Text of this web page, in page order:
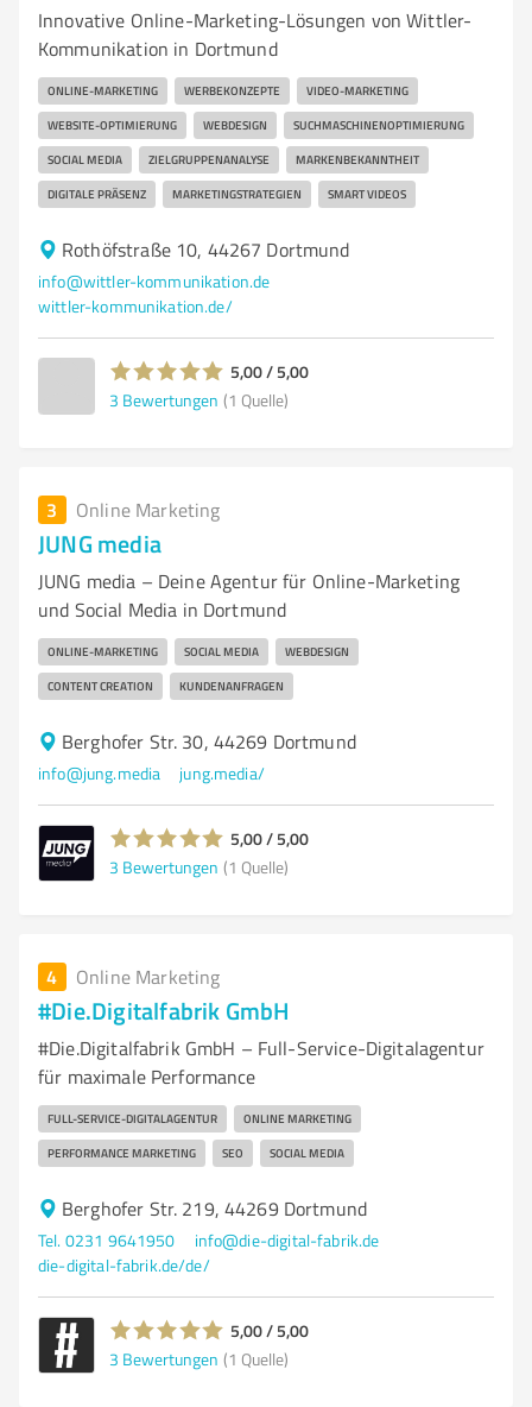
Innovative Online-Marketing-Lösungen von Wittler-
Kommunikation in Dortmund
ONLINE-MARKETING WERBEKONZEPTE VIDEO-MARKETING
WEBSITE-OPTIMIERUNG WEBDESIGN SUCHMASCHINENOPTIMIERUNG
SOCIAL MEDIA ZIELGRUPPENANALYSE MARKENBEKANNTHEIT
DIGITALE PRÄSENZ MARKETINGSTRATEGIEN SMART VIDEOS
Rothöfstraße 10, 44267 Dortmund
info@wittler-kommunikation.de
wittler-kommunikation.de/
5,00 / 5,00
3 Bewertungen (1 Quelle)
3 Online Marketing
JUNG media
JUNG media – Deine Agentur für Online-Marketing
und Social Media in Dortmund
ONLINE-MARKETING SOCIAL MEDIA WEBDESIGN
CONTENT CREATION KUNDENANFRAGEN
Berghofer Str. 30, 44269 Dortmund
info@jung.media jung.media/
5,00 / 5,00
3 Bewertungen (1 Quelle)
4 Online Marketing
#Die.Digitalfabrik GmbH
#Die.Digitalfabrik GmbH – Full-Service-Digitalagentur
für maximale Performance
FULL-SERVICE-DIGITALAGENTUR ONLINE MARKETING
PERFORMANCE MARKETING SEO SOCIAL MEDIA
Berghofer Str. 219, 44269 Dortmund
Tel. 0231 9641950
info@die-digital-fabrik.de
die-digital-fabrik.de/de/
5,00 / 5,00
3 Bewertungen (1 Quelle)